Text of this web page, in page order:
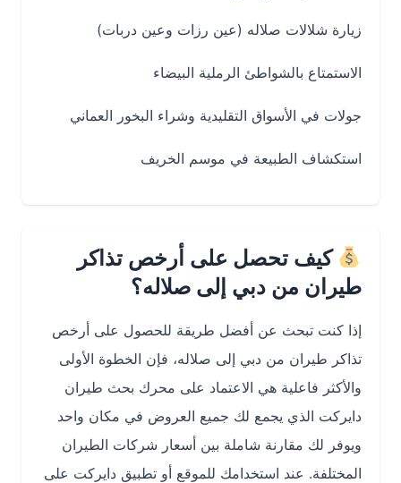
زيارة شلالات صلاله (عين رزات وعين دربات)
الاستمتاع بالشواطئ الرملية البيضاء
جولات في الأسواق التقليدية وشراء البخور العماني
استكشاف الطبيعة في موسم الخريف
كيف تحصل على أرخص تذاكر
طيران من دبي إلى صلاله؟
إذا كنت تبحث عن أفضل طريقة للحصول على أرخص
تذاكر طيران من دبي إلى صلاله، فإن الخطوة الأولى
والأكثر فاعلية هي الاعتماد على محرك بحث طيران
دايركت الذي يجمع لك جميع العروض في مكان واحد
ويوفر لك مقارنة شاملة بين أسعار شركات الطيران
المختلفة. عند استخدامك للموقع أو تطبيق دايركت على